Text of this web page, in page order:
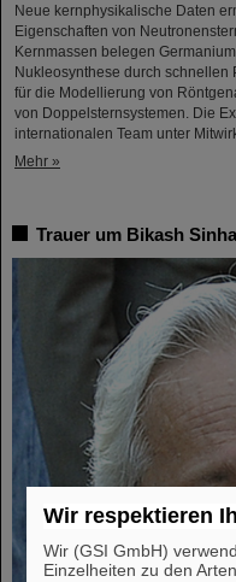
Neue kernphysikalische Daten
Eigenschaften von
Kernmassen belegen
Nukleosynthese durch
für die Modellierung von
von Doppelsternsystemen. Die
internationalen Team unter
Mehr »
Trauer um Bikash Sinha
Wir respektieren
Wir (GSI GmbH)
Einzelheiten zu den